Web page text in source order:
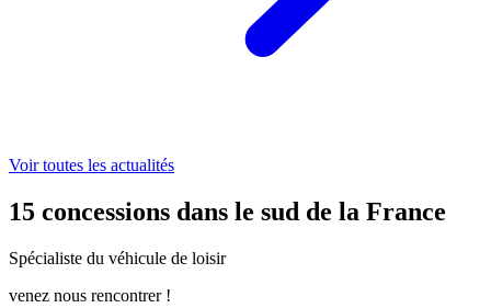
Voir toutes les actualités
15 concessions dans le sud de la France
Spécialiste du véhicule de loisir
venez nous rencontrer !